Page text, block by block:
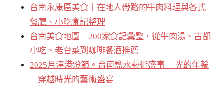
台南永康區美食｜在地人帶路的牛肉料理與各式
餐廳、小吃食記整理
台南美食地圖｜200家食記彙整，從牛肉湯、古都
小吃、老台菜到咖啡餐酒推薦
2025月津港燈節。台南鹽水藝術盛事｜ 光的年輪
—穿越時光的藝術盛宴